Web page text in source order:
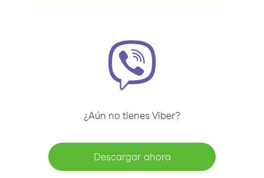
¿Aún no tienes Viber?
Descargar ahora